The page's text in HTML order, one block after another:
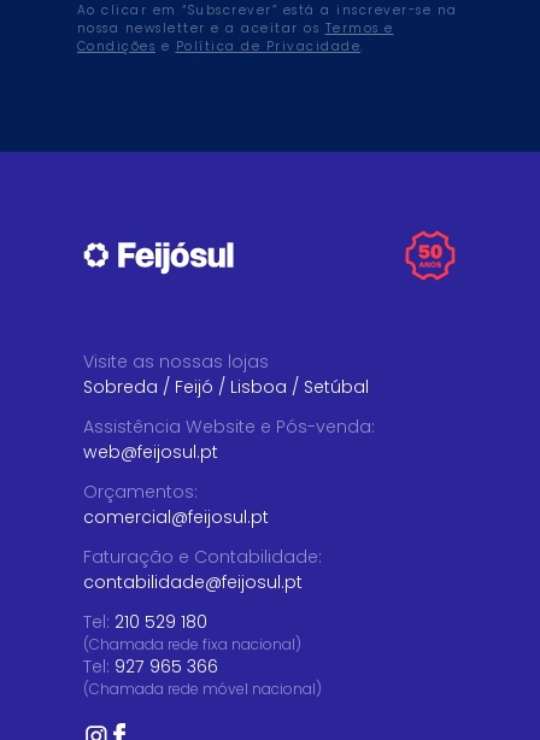
Ao clicar em “Subscrever” está a inscrever-se na
nossa newsletter e a aceitar os Termos e
Condições e Política de Privacidade.
Visite as nossas lojas
Sobreda / Feijó / Lisboa / Setúbal
Assistência Website e Pós-venda:
web@feijosul.pt
Orçamentos:
comercial@feijosul.pt
Faturação e Contabilidade:
contabilidade@feijosul.pt
Tel: 210 529 180
(Chamada rede fixa nacional)
Tel: 927 965 366
(Chamada rede móvel nacional)